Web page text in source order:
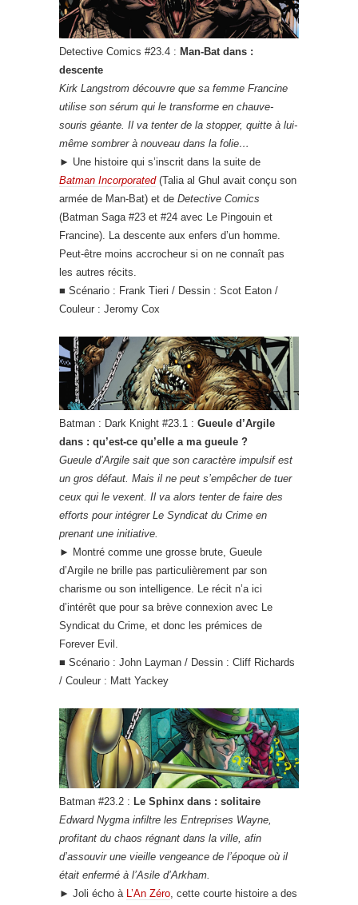
Detective Comics #23.4 : Man-Bat dans :
descente
Kirk Langstrom découvre que sa femme Francine
utilise son sérum qui le transforme en chauve-
souris géante. Il va tenter de la stopper, quitte à lui-
même sombrer à nouveau dans la folie…
► Une histoire qui s’inscrit dans la suite de
Batman Incorporated(Talia al Ghul avait conçu son
armée de Man-Bat) et de Detective Comics
(Batman Saga #23 et #24 avec Le Pingouin et
Francine). La descente aux enfers d’un homme.
Peut-être moins accrocheur si on ne connaît pas
les autres récits.
■ Scénario : Frank Tieri / Dessin : Scot Eaton /
Couleur : Jeromy Cox
Batman : Dark Knight #23.1 : Gueule d’Argile
dans : qu’est-ce qu’elle a ma gueule ?
Gueule d’Argile sait que son caractère impulsif est
un gros défaut. Mais il ne peut s’empêcher de tuer
ceux qui le vexent. Il va alors tenter de faire des
efforts pour intégrer Le Syndicat du Crime en
prenant une initiative.
► Montré comme une grosse brute, Gueule
d’Argile ne brille pas particulièrement par son
charisme ou son intelligence. Le récit n’a ici
d’intérêt que pour sa brève connexion avec Le
Syndicat du Crime, et donc les prémices de
Forever Evil.
■ Scénario : John Layman / Dessin : Cliff Richards
/ Couleur : Matt Yackey
Batman #23.2 : Le Sphinx dans : solitaire
Edward Nygma infiltre les Entreprises Wayne,
profitant du chaos régnant dans la ville, afin
d’assouvir une vieille vengeance de l’époque où il
était enfermé à l’Asile d’Arkham.
► Joli écho à L’An Zéro, cette courte histoire a des